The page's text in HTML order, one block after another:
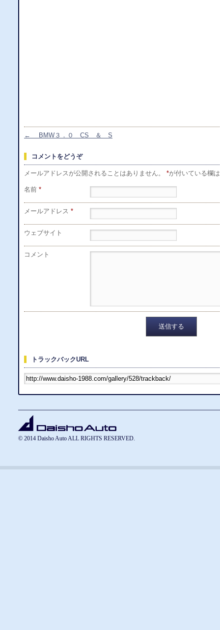
← BMW３．０ CS ＆ S
コメントをどうぞ
メールアドレスが公開されることはありません。 *が付いている欄
名前 *
メールアドレス *
ウェブサイト
コメント
トラックバックURL
© 2014 Daisho Auto ALL RIGHTS RESERVED.